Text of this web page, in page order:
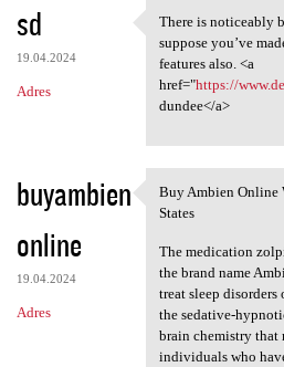
sd
19.04.2024
Adres
There is
There is noticeably
suppose you’ve
features also. <a
href="https://
dundee</a>
buyambien
online
19.04.2024
Adres
Buy Ambien
Buy Ambien Online
States
The medication
the brand name
treat sleep disorders
the sedative-
brain chemistry that
individuals who